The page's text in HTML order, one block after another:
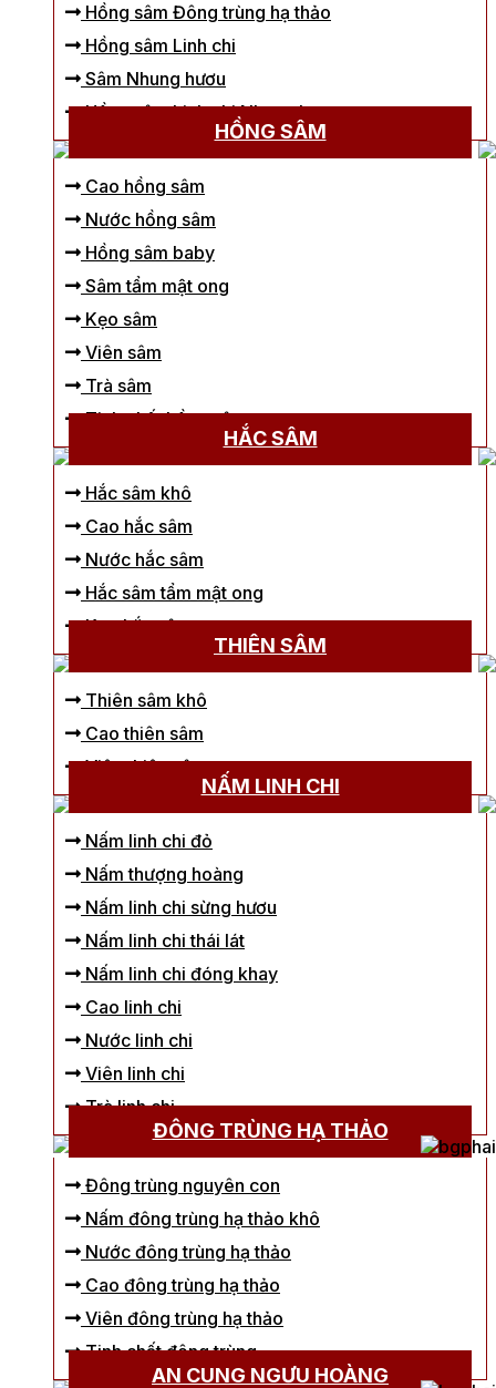
Hồng sâm Đông trùng hạ thảo
Hồng sâm Linh chi
Sâm Nhung hươu
Hồng sâm Linh chi Nhung hươu
HỒNG SÂM
Cao hồng sâm
Nước hồng sâm
Hồng sâm baby
Sâm tẩm mật ong
Kẹo sâm
Viên sâm
Trà sâm
Tinh chất hồng sâm
HẮC SÂM
Hắc sâm khô
Cao hắc sâm
Nước hắc sâm
Hắc sâm tẩm mật ong
Kẹo hắc sâm
THIÊN SÂM
Thiên sâm khô
Cao thiên sâm
Viên thiên sâm
NẤM LINH CHI
Nấm linh chi đỏ
Nấm thượng hoàng
Nấm linh chi sừng hươu
Nấm linh chi thái lát
Nấm linh chi đóng khay
Cao linh chi
Nước linh chi
Viên linh chi
Trà linh chi
ĐÔNG TRÙNG HẠ THẢO
Đông trùng nguyên con
Nấm đông trùng hạ thảo khô
Nước đông trùng hạ thảo
Cao đông trùng hạ thảo
Viên đông trùng hạ thảo
Tinh chất đông trùng
AN CUNG NGƯU HOÀNG